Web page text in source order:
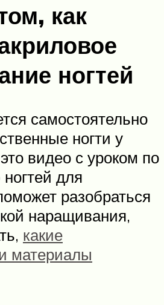
как
ногтей
самостоятельно
ногти у
видео с уроком по
для
разобраться
наращивания,
какие
материалы